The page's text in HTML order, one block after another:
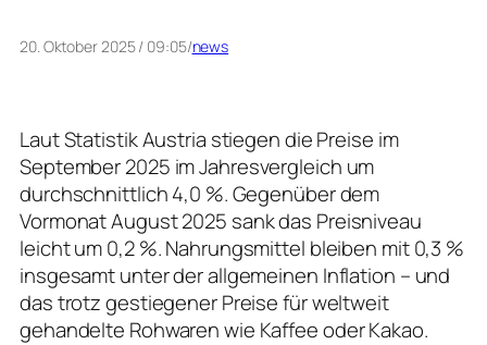
20. Oktober 2025 / 09:05/news
Laut Statistik Austria stiegen die Preise im
September 2025 im Jahresvergleich um
durchschnittlich 4,0 %. Gegenüber dem
Vormonat August 2025 sank das Preisniveau
leicht um 0,2 %. Nahrungsmittel bleiben mit 0,3 %
insgesamt unter der allgemeinen Inflation – und
das trotz gestiegener Preise für weltweit
gehandelte Rohwaren wie Kaffee oder Kakao.